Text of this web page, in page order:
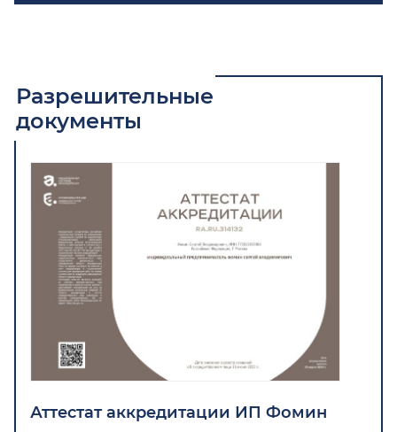
Разрешительные
документы
Аттестат аккредитации ИП Фомин